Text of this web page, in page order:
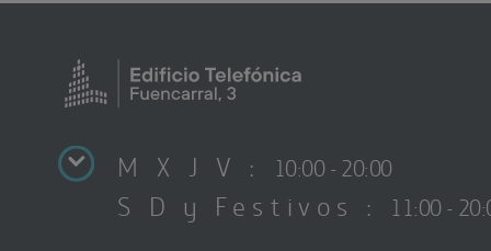
M X J V : 10:00 - 20:00
S D y Festivos : 11:00 -